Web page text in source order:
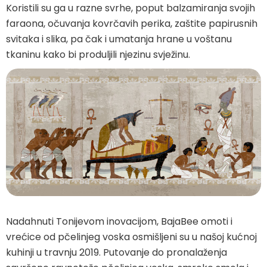
Koristili su ga u razne svrhe, poput balzamiranja svojih
faraona, očuvanja kovrčavih perika, zaštite papirusnih
svitaka i slika, pa čak i umatanja hrane u voštanu
tkaninu kako bi produljili njezinu svježinu.
Nadahnuti Tonijevom inovacijom, BajaBee omoti i
vrećice od pčelinjeg voska osmišljeni su u našoj kućnoj
kuhinji u travnju 2019. Putovanje do pronalaženja